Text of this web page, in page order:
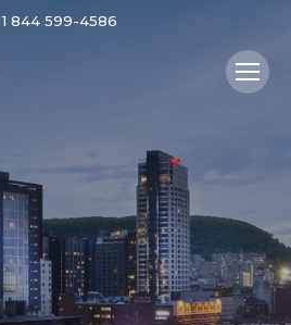
1 844 599-4586